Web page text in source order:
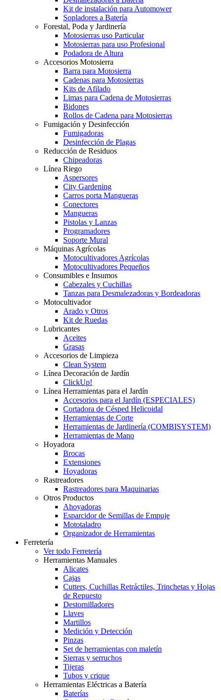
Kit de instalación para Automower
Sopladores a Batería
Forestal, Poda y Jardinería
Motosierras uso Particular
Motosierras para uso Profesional
Podadora de Altura
Accesorios Motosierra
Barra para Motosierra
Cadenas para Motosierras
Kits de Afilado
Limas para Cadena de Motosierras
Bidones
Rollos de Cadena para Motosierras
Fumigación y Desinfección
Fumigadoras
Desinfección de Plagas
Reducción de Residuos
Chipeadoras
Línea Riego
Aspersores
City Gardening
Carros porta Mangueras
Conectores
Mangueras
Pistolas y Lanzas
Programadores
Soporte Mural
Máquinas Agrícolas
Motocultivadores Agrícolas
Motocultivadores Pequeños
Consumibles e Insumos
Cabezales y Cuchillas
Tanzas para Desmalezadoras y Bordeadoras
Motocultivador
Arado y Otros
Kit de Ruedas
Lubricantes
Aceites
Grasas
Accesorios de Limpieza
Clean System
Línea Decoración de Jardín
ClickUp!
Línea Herramientas para el Jardín
Accesorios para el Jardín (ESPECIALES)
Cortadora de Césped Helicoidal
Herramientas de Corte
Herramientas de Jardinería (COMBISYSTEM)
Herramientas de Mano
Hoyadora
Brocas
Extensiones
Hoyadoras
Rastreadores
Rastreadores para Maquinarias
Otros Productos
Ahoyadoras
Esparcidor de Semillas de Empuje
Mototaladro
Organizador de Herramientas
Ferretería
Ver todo Ferretería
Herramientas Manuales
Alicates
Cajas
Cutters, Cuchillas Retráctiles, Trinchetas y Hojas
de Repuesto
Destornilladores
Llaves
Martillos
Medición y Detección
Pinzas
Set de herramientas con maletín
Sierras y serruchos
Tijeras
Tubos y crique
Herramientas Eléctricas a Batería
Baterías